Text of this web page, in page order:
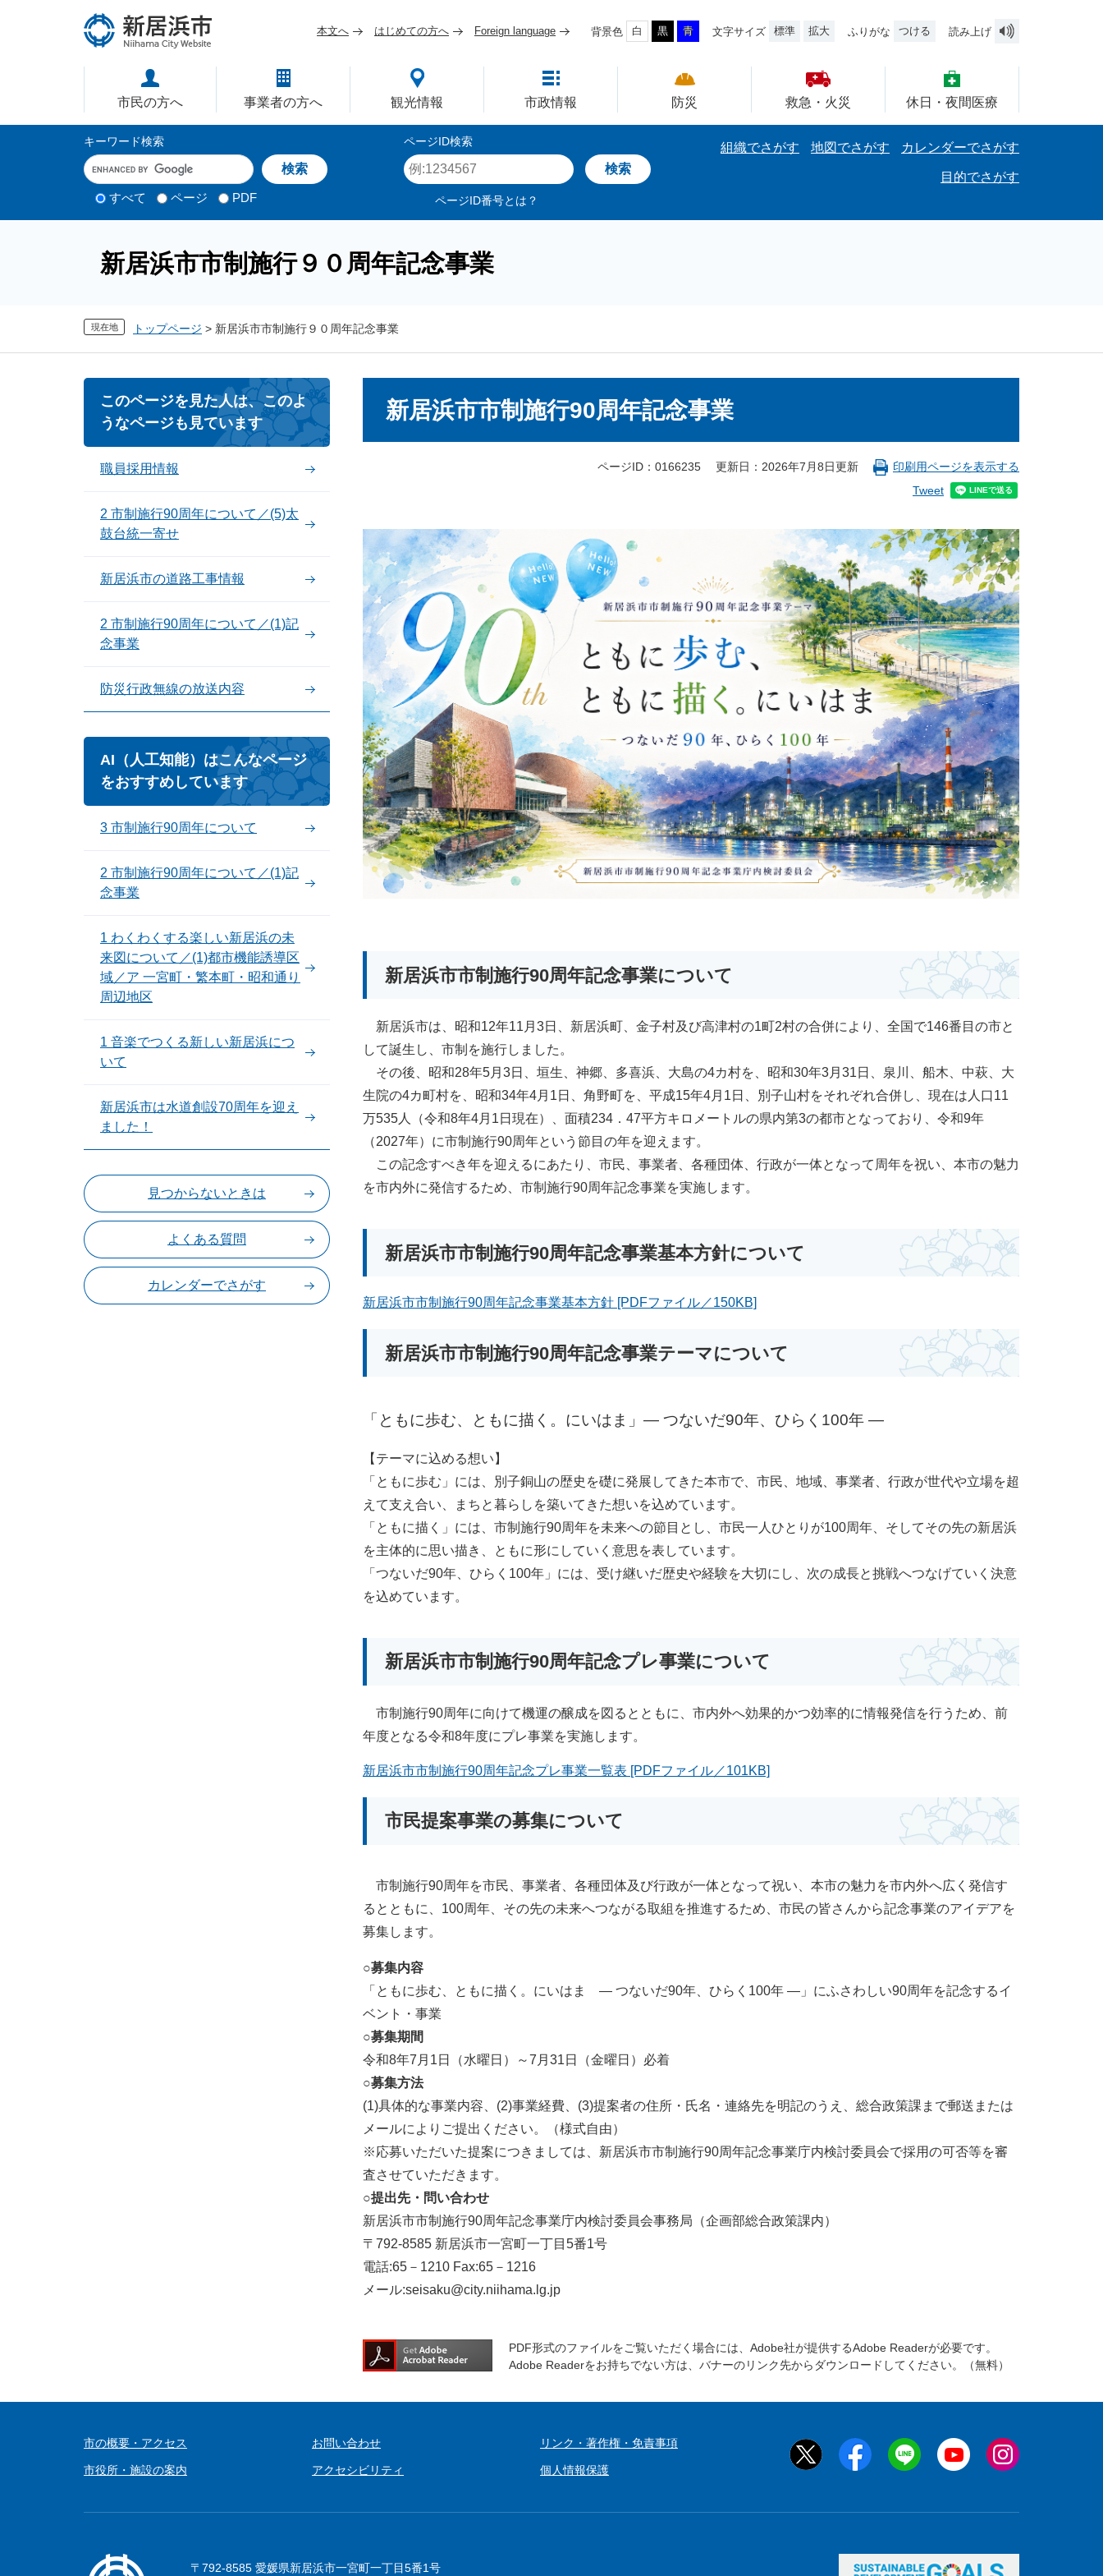
で
ば
本文へ はじめての方へ Foreign language 背景色 白 黒 青 文字サイズ 標準 拡大 ふりがな つける 読み上げ
市民の方へ 事業者の方へ 観光情報 市政情報 防災 救急・火災 休日・夜間医療
キーワード検索
キ
ー
検
象
すべて ページ PDF
ページID検索
ペ
ー
入
力
ページID番号とは？
組織でさがす 地図でさがす カレンダーでさがす
目的でさがす
新居浜市市制施行９０周年記念事業
現在地 トップページ > 新居浜市市制施行９０周年記念事業
新居浜市市制施行90周年記念事業
ページID：0166235 更新日：2026年7月8日更新
印刷用ページを表示する
Tweet
新居浜市市制施行90周年記念事業について
新居浜市は、昭和12年11月3日、新居浜町、金子村及び高津村の1町2村の合併により、全国で146番目の市と
して誕生し、市制を施行しました。
その後、昭和28年5月3日、垣生、神郷、多喜浜、大島の4カ村を、昭和30年3月31日、泉川、船木、中萩、大
生院の4カ町村を、昭和34年4月1日、角野町を、平成15年4月1日、別子山村をそれぞれ合併し、現在は人口11
万535人（令和8年4月1日現在）、面積234．47平方キロメートルの県内第3の都市となっており、令和9年
（2027年）に市制施行90周年という節目の年を迎えます。
この記念すべき年を迎えるにあたり、市民、事業者、各種団体、行政が一体となって周年を祝い、本市の魅力
を市内外に発信するため、市制施行90周年記念事業を実施します。
新居浜市市制施行90周年記念事業基本方針について
新居浜市市制施行90周年記念事業基本方針 [PDFファイル／150KB]
新居浜市市制施行90周年記念事業テーマについて
「ともに歩む、ともに描く。にいはま」― つないだ90年、ひらく100年 ―
【テーマに込める想い】
「ともに歩む」には、別子銅山の歴史を礎に発展してきた本市で、市民、地域、事業者、行政が世代や立場を超
えて支え合い、まちと暮らしを築いてきた想いを込めています。
「ともに描く」には、市制施行90周年を未来への節目とし、市民一人ひとりが100周年、そしてその先の新居浜
を主体的に思い描き、ともに形にしていく意思を表しています。
「つないだ90年、ひらく100年」には、受け継いだ歴史や経験を大切にし、次の成長と挑戦へつなげていく決意
を込めています。​
新居浜市市制施行90周年記念プレ事業について
市制施行90周年に向けて機運の醸成を図るとともに、市内外へ効果的かつ効率的に情報発信を行うため、前
年度となる令和8年度にプレ事業を実施します。
新居浜市市制施行90周年記念プレ事業一覧表 [PDFファイル／101KB]
市民提案事業の募集について
市制施行90周年を市民、事業者、各種団体及び行政が一体となって祝い、本市の魅力を市内外へ広く発信す
るとともに、100周年、その先の未来へつながる取組を推進するため、市民の皆さんから記念事業のアイデアを
募集します。
○募集内容
「ともに歩む、ともに描く。にいはま ― つないだ90年、ひらく100年 ―」にふさわしい90周年を記念するイ
ベント・事業
○募集期間
令和8年7月1日（水曜日）～7月31日（金曜日）必着
○募集方法
(1)具体的な事業内容、(2)事業経費、(3)提案者の住所・氏名・連絡先を明記のうえ、総合政策課まで郵送または
メールによりご提出ください。（様式自由）
※応募いただいた提案につきましては、新居浜市市制施行90周年記念事業庁内検討委員会で採用の可否等を審
査させていただきます。
○提出先・問い合わせ
新居浜市市制施行90周年記念事業庁内検討委員会事務局（企画部総合政策課内）
〒792-8585 新居浜市一宮町一丁目5番1号
電話:65－1210 Fax:65－1216
メール:seisaku@city.niihama.lg.jp
PDF形式のファイルをご覧いただく場合には、Adobe社が提供するAdobe Readerが必要です。
Adobe Readerをお持ちでない方は、バナーのリンク先からダウンロードしてください。（無料）
このページを見た人は、このよ
うなページも見ています
職員採用情報
2 市制施行90周年について／(5)太
鼓台統一寄せ
新居浜市の道路工事情報
2 市制施行90周年について／(1)記
念事業
防災行政無線の放送内容
AI（人工知能）はこんなページ
をおすすめしています
3 市制施行90周年について
2 市制施行90周年について／(1)記
念事業
1 わくわくする楽しい新居浜の未
来図について／(1)都市機能誘導区
域／ア 一宮町・繁本町・昭和通り
周辺地区
1 音楽でつくる新しい新居浜につ
いて
新居浜市は水道創設70周年を迎え
ました！
見つからないときは
よくある質問
カレンダーでさがす
市の概要・アクセス
市役所・施設の案内
お問い合わせ
アクセシビリティ
リンク・著作権・免責事項
個人情報保護
〒792-8585 愛媛県新居浜市一宮町一丁目5番1号